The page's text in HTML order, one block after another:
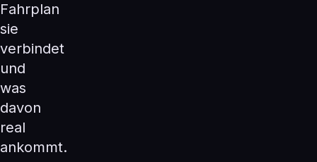
Fahrplan
sie
verbindet
und
was
davon
real
ankommt.